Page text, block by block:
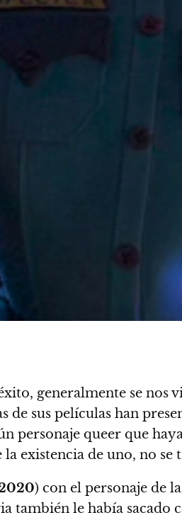
generalmente se nos
de sus películas han
personaje queer que
existencia de uno, no
) con el personaje de
también le había sacado